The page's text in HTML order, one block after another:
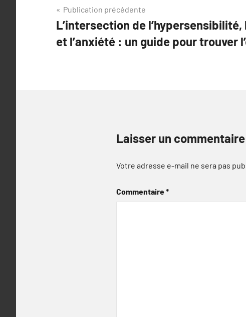
Navigation
de
l’article
Publication précédente
L’intersection de
et l’anxiété : un guide pour trouver
Laisser un commentaire
Votre adresse e-mail ne sera pas
Commentaire*